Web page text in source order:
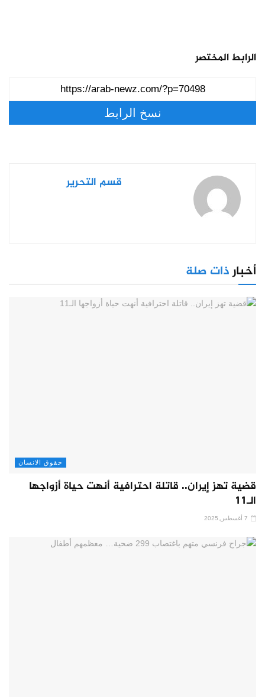
الرابط المختصر
نسخ الرابط
قسم التحرير
أخبارذات صلة
حقوق الانسان
قضية تهز إيران.. قاتلة احترافية أنهت حياة أزواجها
الـ11